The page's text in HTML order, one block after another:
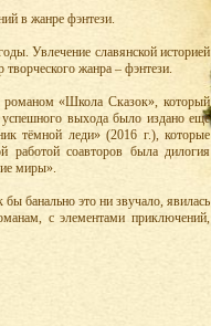
в жанре фэнтези.
Увлечение славянской историей
жанра – фэнтези.
«Школа Сказок», который
выхода было издано ещё
тёмной леди» (2016 г.), которые
соавторов была дилогия
миры».
банально это ни звучало, явилась
с элементами приключений,